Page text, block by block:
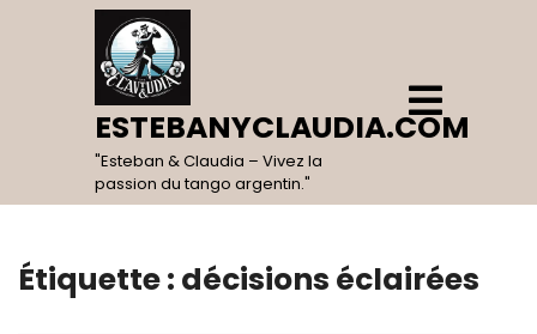
ESTEBANYCLAUDIA.COM
"Esteban & Claudia – Vivez la
passion du tango argentin."
Open
Menu
Étiquette : décisions éclairées